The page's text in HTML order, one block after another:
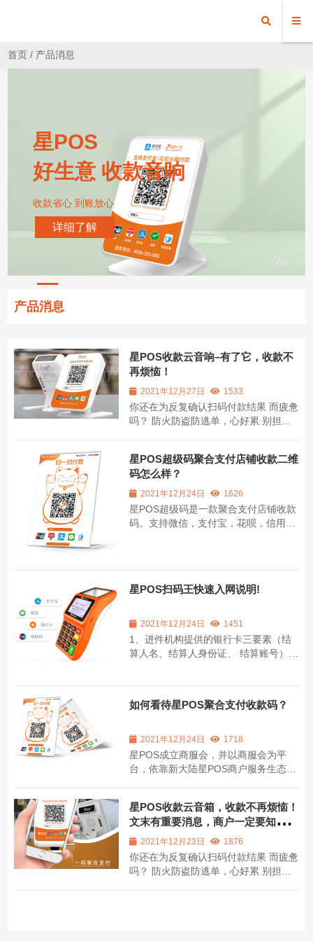
首页 / 产品消息
星POS
好生意 收款音响
收款省心 到账放心
详细了解
产品消息
星POS收款云音响–有了它，收款不
再烦恼！
2021年12月27日 1533
你还在为反复确认扫码付款结果 而疲惫
吗？ 防火防盗防逃单，心好累 别担
执照都可以办理，但是收款码都是只能
用于正规收款哦，不能拿去远程收款干
违法的事哦，下面再给大家说一下详
细...
星POS超级码聚合支付店铺收款二维
码怎么样？
2021年12月24日 1626
星POS超级码是一款聚合支付店铺收款
码。支持微信，支付宝，花呗，信用
集团的全资控股公司。星POS收款码资
星POS扫码王快速入网说明!
2021年12月24日 1451
1、进件机构提供的银行卡三要素（结
算人名、结算人身份证、 结算账号）必
周岁； 3、入账资料结算人银行卡正
务协议》 ...
如何看待星POS聚合支付收款码？
2021年12月24日 1718
星POS成立商服会，并以商服会为平
台，依靠新大陆星POS商户服务生态
质。 如何看聚合支付平台、星POS二维
码支付的纷繁复杂带给商户和消费者的
不便，于是被称为集成支付的模式框架
从美国引入国内，...
星POS收款云音箱，收款不再烦恼！
文末有重要消息，商户一定要知
道！！
2021年12月23日 1876
你还在为反复确认扫码付款结果 而疲惫
吗？ 防火防盗防逃单，心好累 别担